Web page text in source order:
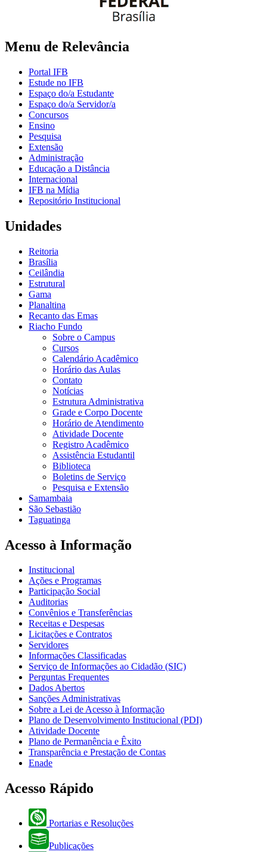
Menu de Relevância
Portal IFB
Estude no IFB
Espaço do/a Estudante
Espaço do/a Servidor/a
Concursos
Ensino
Pesquisa
Extensão
Administração
Educação a Distância
Internacional
IFB na Mídia
Repositório Institucional
Unidades
Reitoria
Brasília
Ceilândia
Estrutural
Gama
Planaltina
Recanto das Emas
Riacho Fundo
Sobre o Campus
Cursos
Calendário Acadêmico
Horário das Aulas
Contato
Notícias
Estrutura Administrativa
Grade e Corpo Docente
Horário de Atendimento
Atividade Docente
Registro Acadêmico
Assistência Estudantil
Biblioteca
Boletins de Serviço
Pesquisa e Extensão
Samambaia
São Sebastião
Taguatinga
Acesso à Informação
Institucional
Ações e Programas
Participação Social
Auditorias
Convênios e Transferências
Receitas e Despesas
Licitações e Contratos
Servidores
Informações Classificadas
Serviço de Informações ao Cidadão (SIC)
Perguntas Frequentes
Dados Abertos
Sanções Administrativas
Sobre a Lei de Acesso à Informação
Plano de Desenvolvimento Institucional (PDI)
Atividade Docente
Plano de Permanência e Êxito
Transparência e Prestação de Contas
Enade
Acesso Rápido
Portarias e Resoluções
Publicações